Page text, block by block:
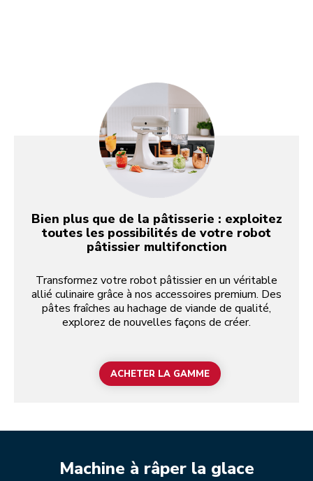
Bien plus que de la pâtisserie : exploitez
toutes les possibilités de votre robot
pâtissier multifonction
Transformez votre robot pâtissier en un véritable
allié culinaire grâce à nos accessoires premium. Des
pâtes fraîches au hachage de viande de qualité,
explorez de nouvelles façons de créer.
ACHETER LA GAMME
Machine à râper la glace